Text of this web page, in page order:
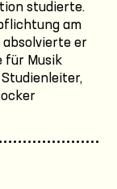
studierte.
am
er
für Musik